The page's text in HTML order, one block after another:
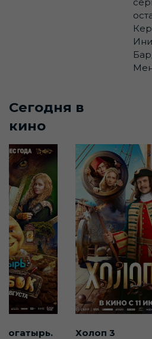
Сегодня в
кино
Холоп 3